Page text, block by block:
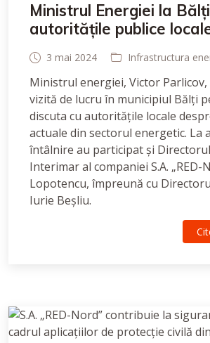
Ministrul Energiei la
autoritățile publice
3 mai 2024 Infrastructura
Ministrul energiei, Victor
vizită de lucru în municipiul Bălți
discuta cu autoritățile locale
actuale din sectorul energetic. La
întâlnire au participat și
Interimar al companiei S.A. „RED-
Lopotencu, împreună cu
Iurie Beșliu.